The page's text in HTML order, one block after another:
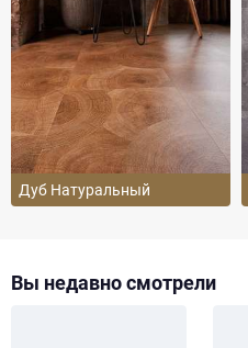
Дуб Натуральный
Вы недавно смотрели